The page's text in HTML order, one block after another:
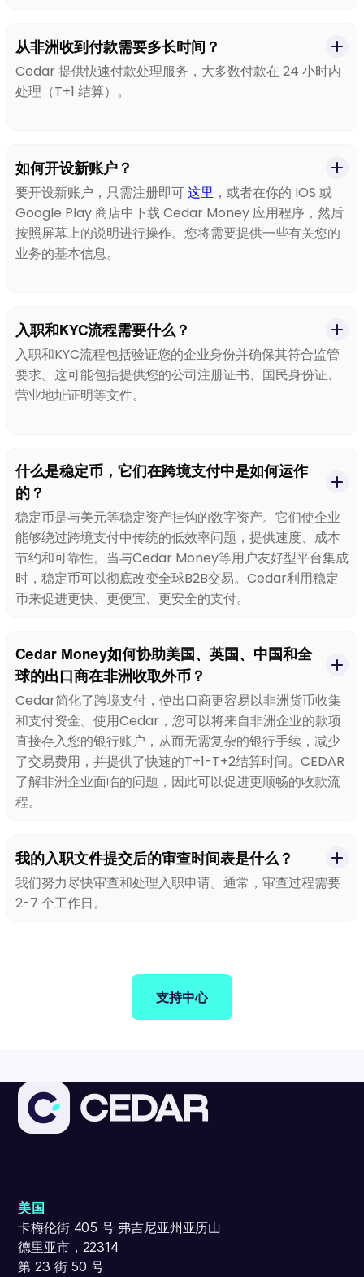
从非洲收到付款需要多长时间？
Cedar 提供快速付款处理服务，大多数付款在 24 小时内
处理（T+1 结算）。
如何开设新账户？
要开设新账户，只需注册即可这里 ，或者在你的 IOS 或
Google Play 商店中下载 Cedar Money 应用程序，然后
按照屏幕上的说明进行操作。您将需要提供一些有关您的
业务的基本信息。
入职和KYC流程需要什么？
入职和KYC流程包括验证您的企业身份并确保其符合监管
要求。这可能包括提供您的公司注册证书、国民身份证、
营业地址证明等文件。
什么是稳定币，它们在跨境支付中是如何运作
的？
稳定币是与美元等稳定资产挂钩的数字资产。它们使企业
能够绕过跨境支付中传统的低效率问题，提供速度、成本
节约和可靠性。当与Cedar Money等用户友好型平台集成
时，稳定币可以彻底改变全球B2B交易。Cedar利用稳定
币来促进更快、更便宜、更安全的支付。
Cedar Money如何协助美国、英国、中国和全
球的出口商在非洲收取外币？
Cedar简化了跨境支付，使出口商更容易以非洲货币收集
和支付资金。使用Cedar，您可以将来自非洲企业的款项
直接存入您的银行账户，从而无需复杂的银行手续，减少
了交易费用，并提供了快速的T+1-T+2结算时间。CEDAR
了解非洲企业面临的问题，因此可以促进更顺畅的收款流
程。
我的入职文件提交后的审查时间表是什么？
我们努力尽快审查和处理入职申请。通常，审查过程需要
2-7 个工作日。
支持中心
美国
卡梅伦街 405 号 弗吉尼亚州亚历山
德里亚市，22314
第 23 街 50 号